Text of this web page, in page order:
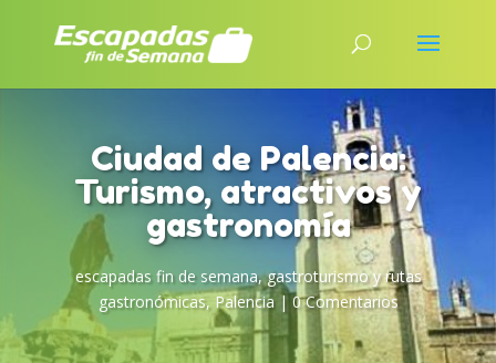
Ciudad de Palencia:
Turismo, atractivos y
gastronomía
escapadas fin de semana,gastroturismo y rutas
gastronómicas, Palencia| 0 Comentarios